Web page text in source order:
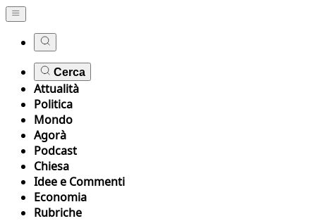
Cerca
Attualità
Politica
Mondo
Agorà
Podcast
Chiesa
Idee e Commenti
Economia
Rubriche